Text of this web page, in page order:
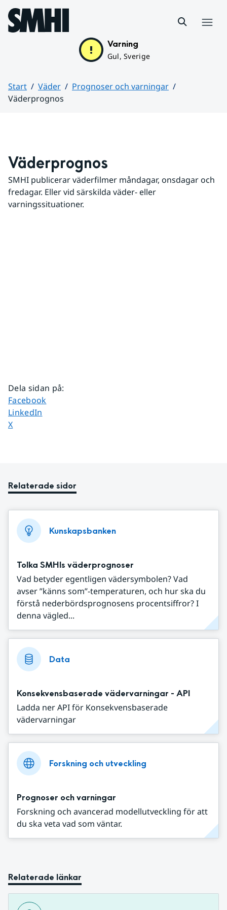
Hoppa till sidans innehåll
Varning
Gul, Sverige
Start Väder
Prognoser och varningar
Väderprognos
Väderprognos
SMHI publicerar väderfilmer måndagar, onsdagar och
fredagar. Eller vid särskilda väder- eller
varningssituationer.
Dela sidan på:
Dela sidan på
Facebook
Dela sidan på
LinkedIn
Dela sidan på
X
Relaterade sidor
Kunskapsbanken
Tolka SMHIs väderprognoser
Vad betyder egentligen vädersymbolen? Vad
avser ”känns som”-temperaturen, och hur ska du
förstå nederbördsprognosens procentsiffror? I
denna vägled...
Data
Konsekvensbaserade vädervarningar - API
Ladda ner API för Konsekvensbaserade
vädervarningar
Forskning och utveckling
Prognoser och varningar
Forskning och avancerad modellutveckling för att
du ska veta vad som väntar.
Relaterade länkar